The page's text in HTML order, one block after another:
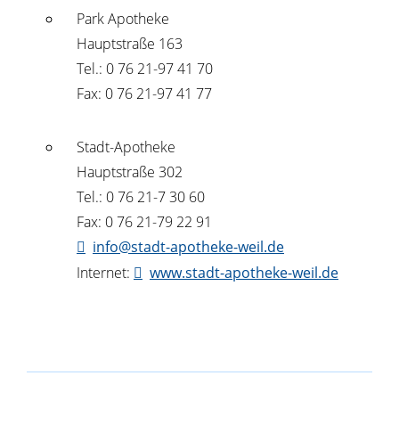
Park Apotheke
Hauptstraße 163
Tel.: 0 76 21-97 41 70
Fax: 0 76 21-97 41 77
Stadt-Apotheke
Hauptstraße 302
Tel.: 0 76 21-7 30 60
Fax: 0 76 21-79 22 91
info@stadt-apotheke-weil.de
Internet:
www.stadt-apotheke-weil.de